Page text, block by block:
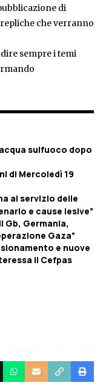
di
che verranno
sempre i temi
sulfuoco dopo
di Mercoledì 19
al servizio delle
e cause lesive”
Gb, Germania,
Gaza”
e nuove
il Cefpas